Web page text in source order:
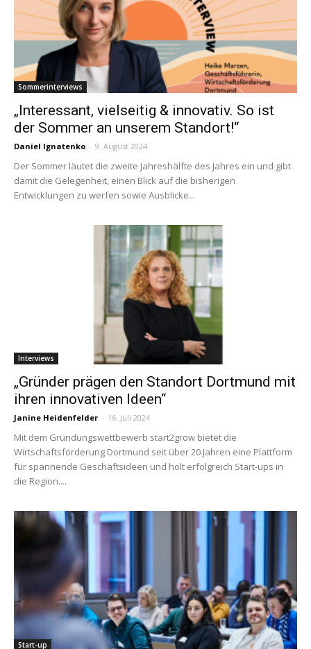
Sommerinterviews
„Interessant, vielseitig & innovativ. So ist
der Sommer an unserem Standort!“
Daniel Ignatenko - 9. August 2024
Der Sommer läutet die zweite Jahreshälfte des Jahres ein und gibt
damit die Gelegenheit, einen Blick auf die bisherigen
Entwicklungen zu werfen sowie Ausblicke...
Interviews
„Gründer prägen den Standort Dortmund mit
ihren innovativen Ideen“
Janine Heidenfelder - 16. Juli 2024
Mit dem Gründungswettbewerb start2grow bietet die
Wirtschaftsförderung Dortmund seit über 20 Jahren eine Plattform
für spannende Geschäftsideen und holt erfolgreich Start-ups in
die Region....
Start-up